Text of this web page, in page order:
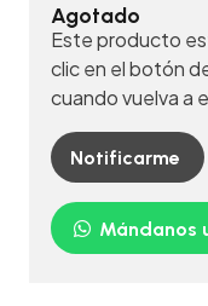
Agotado
Este producto
clic en el botón
cuando vuelva a
Notificarme
Mándanos